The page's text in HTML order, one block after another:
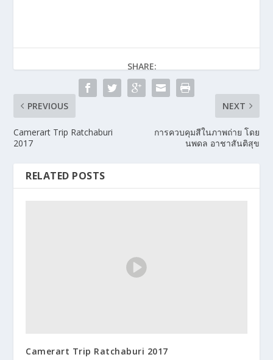
SHARE:
PREVIOUS
Camerart Trip Ratchaburi
2017
NEXT
การควบคุมสีในภาพถ่าย โดย
นพดล อาชาสันติสุข
RELATED POSTS
Camerart Trip Ratchaburi 2017